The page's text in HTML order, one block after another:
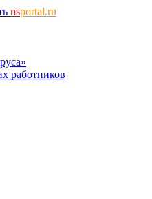
nsportal.ru
работников